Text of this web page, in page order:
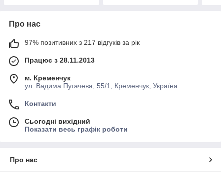
Про нас
97% позитивних з 217 відгуків за рік
Працює з 28.11.2013
м. Кременчук
ул. Вадима Пугачева, 55/1, Кременчук, Україна
Контакти
Сьогодні вихідний
Показати весь графік роботи
Про нас